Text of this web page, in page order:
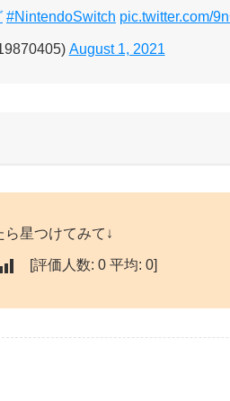
#NintendoSwitch pic.twitter.com/
August 1, 2021
ら星つけてみて↓
[評価人数: 0 平均: 0]